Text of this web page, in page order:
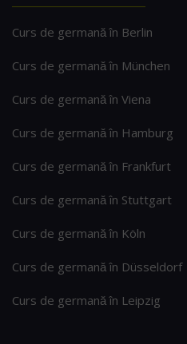
Curs de germană în Berlin
Curs de germană în München
Curs de germană în Viena
Curs de germană în Hamburg
Curs de germană în Frankfurt
Curs de germană în Stuttgart
Curs de germană în Köln
Curs de germană în Düsseldorf
Curs de germană în Leipzig